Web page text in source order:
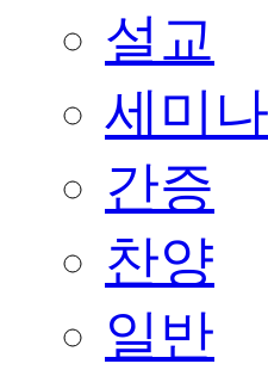
설교
세미나
간증
찬양
일반